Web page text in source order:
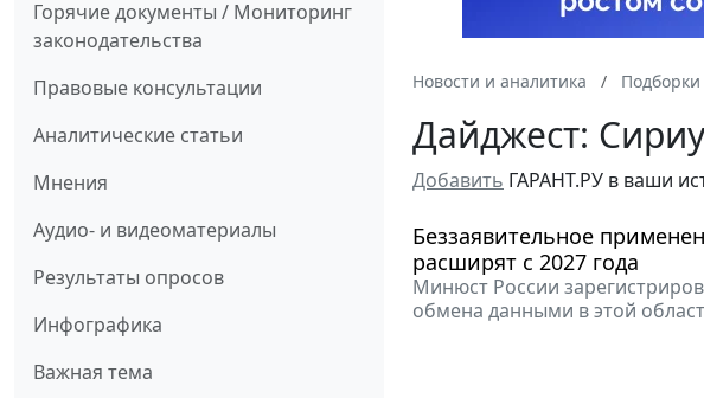
Горячие документы / Мониторинг
законодательства
Правовые консультации
Аналитические статьи
Мнения
Аудио- и видеоматериалы
Результаты опросов
Инфографика
Важная тема
Новости и аналитика
Дайджест:
Добавить ГАРАНТ.РУ в ваши
Беззаявительное
расширят с 2027 года
Минюст России
обмена данными в этой